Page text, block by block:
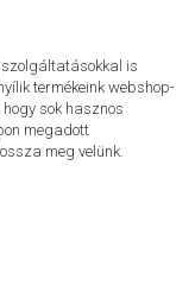
szolgáltatásokkal is
termékeink webshop-
sok hasznos
megadott
meg velünk.